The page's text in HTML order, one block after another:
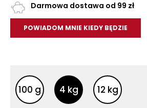
Darmowa dostawa od 99 zł
POWIADOM MNIE KIEDY BĘDZIE
Inne opakowania
100 g 4 kg 12 kg
Inne opakowania